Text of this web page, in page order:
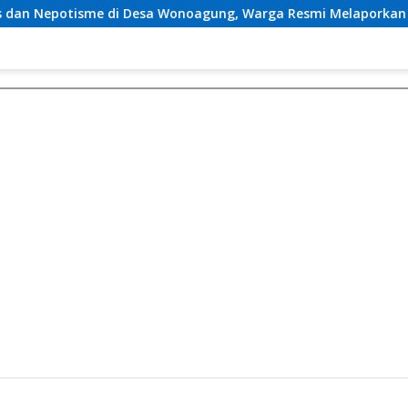
Wonoagung, Warga Resmi Melaporkan ke Kejari Malang